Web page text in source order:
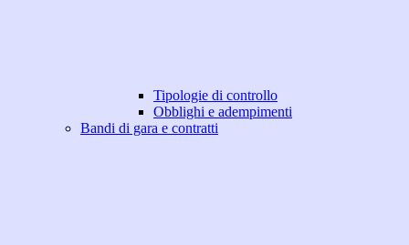
Tipologie di controllo
Obblighi e adempimenti
Bandi di gara e contratti